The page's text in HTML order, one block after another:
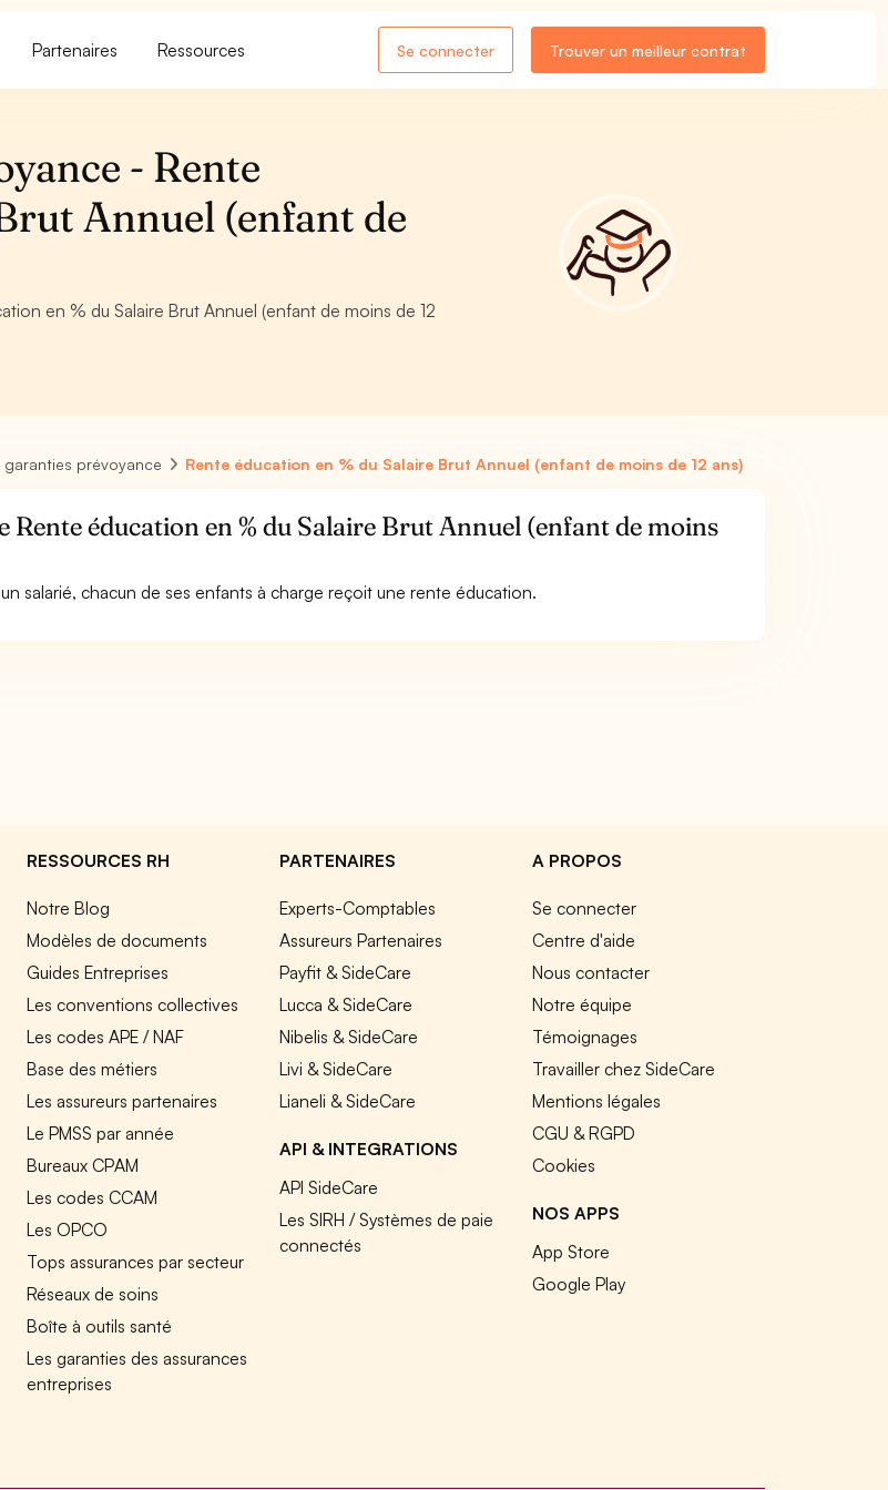
Partenaires Ressources Se connecter Trouver un meilleur contrat
- Rente
Annuel (enfant de
en % du Salaire Brut Annuel (enfant de moins de 12
garanties prévoyance Rente éducation en % du Salaire Brut Annuel (enfant de moins de 12 ans)
Rente éducation en % du Salaire Brut Annuel (enfant de moins
salarié, chacun de ses enfants à charge reçoit une rente éducation.
RESSOURCES RH
Notre Blog
Modèles de documents
Guides Entreprises
Les conventions collectives
Les codes APE / NAF
Base des métiers
Les assureurs partenaires
Le PMSS par année
Bureaux CPAM
Les codes CCAM
Les OPCO
Tops assurances par secteur
Réseaux de soins
Boîte à outils santé
Les garanties des assurances
entreprises
PARTENAIRES
Experts-Comptables
Assureurs Partenaires
Payfit & SideCare
Lucca & SideCare
Nibelis & SideCare
Livi & SideCare
Lianeli & SideCare
API & INTEGRATIONS
API SideCare
Les SIRH / Systèmes de paie
connectés
A PROPOS
Se connecter
Centre d'aide
Nous contacter
Notre équipe
Témoignages
Travailler chez SideCare
Mentions légales
CGU & RGPD
Cookies
NOS APPS
App Store
Google Play